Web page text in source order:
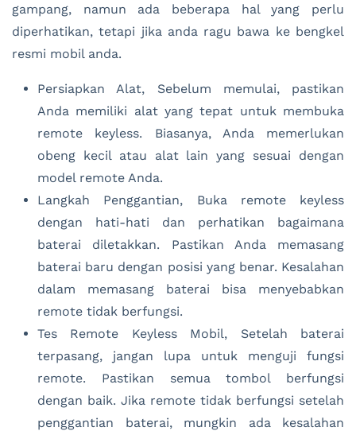
gampang, namun ada beberapa hal yang perlu
diperhatikan, tetapi jika anda ragu bawa ke bengkel
resmi mobil anda.
Persiapkan Alat, Sebelum memulai, pastikan
Anda memiliki alat yang tepat untuk membuka
remote keyless. Biasanya, Anda memerlukan
obeng kecil atau alat lain yang sesuai dengan
model remote Anda.
Langkah Penggantian, Buka remote keyless
dengan hati-hati dan perhatikan bagaimana
baterai diletakkan. Pastikan Anda memasang
baterai baru dengan posisi yang benar. Kesalahan
dalam memasang baterai bisa menyebabkan
remote tidak berfungsi.
Tes Remote Keyless Mobil, Setelah baterai
terpasang, jangan lupa untuk menguji fungsi
remote. Pastikan semua tombol berfungsi
dengan baik. Jika remote tidak berfungsi setelah
penggantian baterai, mungkin ada kesalahan